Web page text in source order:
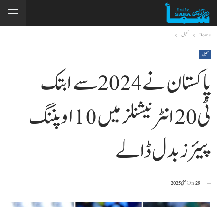
Home کھیل
کھیل
پاکستان نے 2024 سے ابتک
ٹی20 انٹرنیشنلز میں 10 اوپننگ
پیئرز بدل ڈالے
On29 مئی 2025